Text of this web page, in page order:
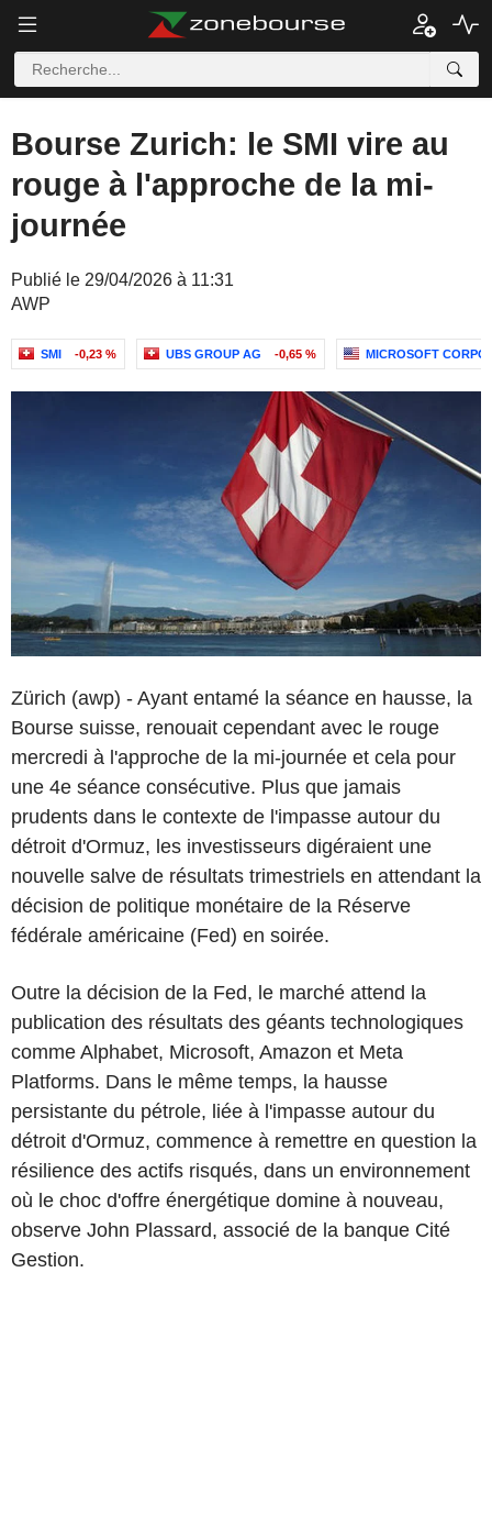
Bourse Zurich: le SMI vire au
rouge à l'approche de la mi-
journée
Publié le 29/04/2026 à 11:31
AWP
SMI -0,23 % UBS GROUP AG -0,65 % MICROSOFT
Zürich (awp) - Ayant entamé la séance en hausse, la
Bourse suisse, renouait cependant avec le rouge
mercredi à l'approche de la mi-journée et cela pour
une 4e séance consécutive. Plus que jamais
prudents dans le contexte de l'impasse autour du
détroit d'Ormuz, les investisseurs digéraient une
nouvelle salve de résultats trimestriels en attendant la
décision de politique monétaire de la Réserve
fédérale américaine (Fed) en soirée.
Outre la décision de la Fed, le marché attend la
publication des résultats des géants technologiques
comme Alphabet, Microsoft, Amazon et Meta
Platforms. Dans le même temps, la hausse
persistante du pétrole, liée à l'impasse autour du
détroit d'Ormuz, commence à remettre en question la
résilience des actifs risqués, dans un environnement
où le choc d'offre énergétique domine à nouveau,
observe John Plassard, associé de la banque Cité
Gestion.